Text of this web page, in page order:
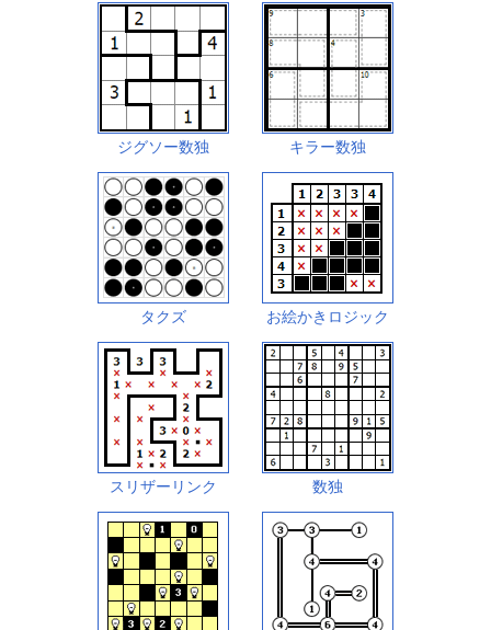
ジグソー数独 キラー数独
タクズ お絵かきロジック
スリザーリンク 数独